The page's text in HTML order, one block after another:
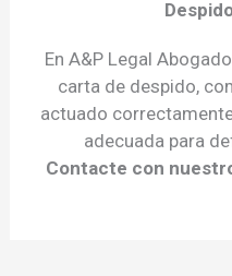
En A&P Legal
carta de despido,
actuado
adecuada para
Contacte con